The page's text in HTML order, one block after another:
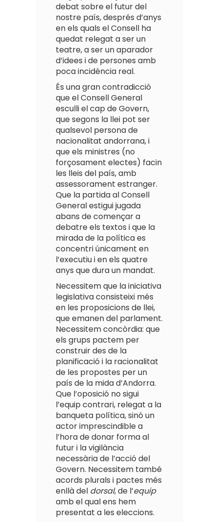
debat sobre el futur del
nostre país, després d’anys
en els quals el Consell ha
quedat relegat a ser un
teatre, a ser un aparador
d’idees i de persones amb
poca incidència real.
És una gran contradicció
que el Consell General
esculli el cap de Govern,
que segons la llei pot ser
qualsevol persona de
nacionalitat andorrana, i
que els ministres (no
forçosament electes) facin
les lleis del país, amb
assessorament estranger.
Que la partida al Consell
General estigui jugada
abans de començar a
debatre els textos i que la
mirada de la política es
concentri únicament en
l’executiu i en els quatre
anys que dura un mandat.
Necessitem que la iniciativa
legislativa consisteixi més
en les proposicions de llei,
que emanen del parlament.
Necessitem concòrdia: que
els grups pactem per
construir des de la
planificació i la racionalitat
de les propostes per un
país de la mida d’Andorra.
Que l’oposició no sigui
l’equip contrari, relegat a la
banqueta política, sinó un
actor imprescindible a
l’hora de donar forma al
futur i la vigilància
necessària de l’acció del
Govern. Necessitem també
acords plurals i pactes més
enllà del dorsal, de l’equip
amb el qual ens hem
presentat a les eleccions.